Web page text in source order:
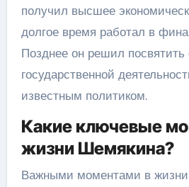
получил высшее
долгое время работал в
Позднее он решил посвятить
государственной
известным политиком.
Какие ключевые
жизни Шемякина?
Важными моментами в